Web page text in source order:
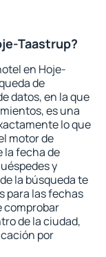
Taastrup?
en Hoje-
de
datos, en la que
es una
lo que
motor de
la fecha de
y
la búsqueda te
para las fechas
comprobar
de la ciudad,
por